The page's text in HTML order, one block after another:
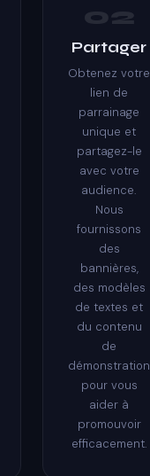
02
Partager
Obtenez votre
lien de
parrainage
unique et
partagez-le
avec votre
audience.
Nous
fournissons
des
bannières,
des modèles
de textes et
du contenu
de
démonstration
pour vous
aider à
promouvoir
efficacement.